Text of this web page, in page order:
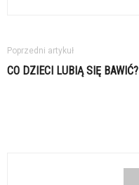
Poprzedni artykuł
CO DZIECI LUBIĄ SIĘ BAWIĆ?